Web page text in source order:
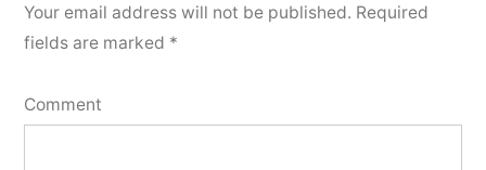
Your email address will not be published. Required
fields are marked *
Comment